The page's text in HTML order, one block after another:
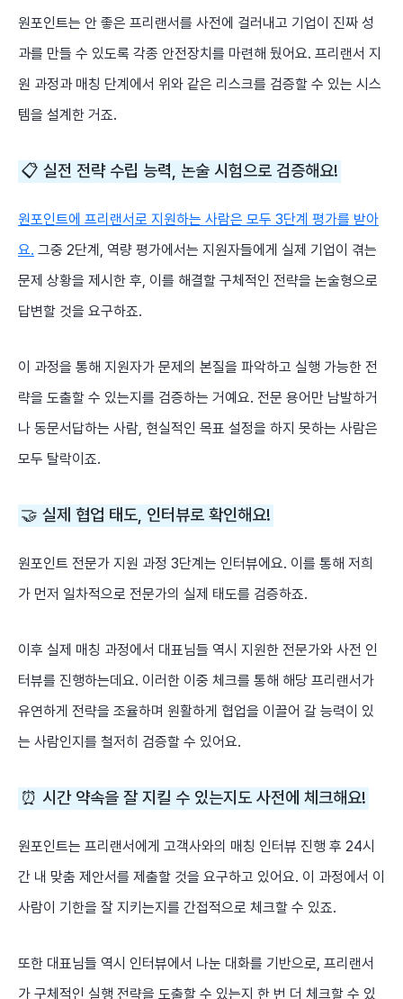
원포인트는 안 좋은 프리랜서를 사전에 걸러내고 기업이 진짜 성
과를 만들 수 있도록 각종 안전장치를 마련해 뒀어요. 프리랜서 지
원 과정과 매칭 단계에서 위와 같은 리스크를 검증할 수 있는 시스
템을 설계한 거죠.
📋 실전 전략 수립 능력, 논술 시험으로 검증해요!
원포인트에 프리랜서로 지원하는 사람은 모두 3단계 평가를 받아
요. 그중 2단계, 역량 평가에서는 지원자들에게 실제 기업이 겪는
문제 상황을 제시한 후, 이를 해결할 구체적인 전략을 논술형으로
답변할 것을 요구하죠.
이 과정을 통해 지원자가 문제의 본질을 파악하고 실행 가능한 전
략을 도출할 수 있는지를 검증하는 거예요. 전문 용어만 남발하거
나 동문서답하는 사람, 현실적인 목표 설정을 하지 못하는 사람은
모두 탈락이죠.
🤝 실제 협업 태도, 인터뷰로 확인해요!
원포인트 전문가 지원 과정 3단계는 인터뷰에요. 이를 통해 저희
가 먼저 일차적으로 전문가의 실제 태도를 검증하죠.
이후 실제 매칭 과정에서 대표님들 역시 지원한 전문가와 사전 인
터뷰를 진행하는데요. 이러한 이중 체크를 통해 해당 프리랜서가
유연하게 전략을 조율하며 원활하게 협업을 이끌어 갈 능력이 있
는 사람인지를 철저히 검증할 수 있어요.
⏰ 시간 약속을 잘 지킬 수 있는지도 사전에 체크해요!
원포인트는 프리랜서에게 고객사와의 매칭 인터뷰 진행 후 24시
간 내 맞춤 제안서를 제출할 것을 요구하고 있어요. 이 과정에서 이
사람이 기한을 잘 지키는지를 간접적으로 체크할 수 있죠.
또한 대표님들 역시 인터뷰에서 나눈 대화를 기반으로, 프리랜서
가 구체적인 실행 전략을 도출할 수 있는지 한 번 더 체크할 수 있